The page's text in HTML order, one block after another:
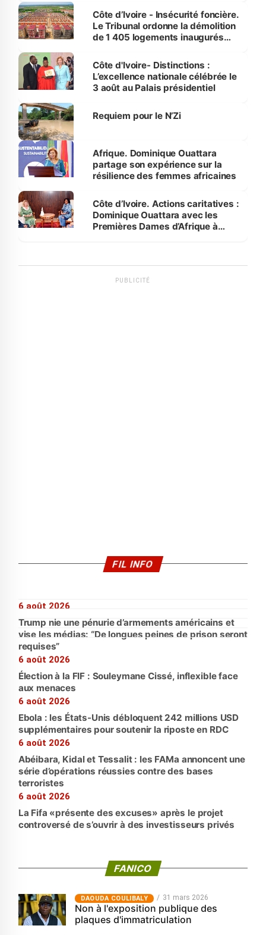
Côte d’Ivoire - Insécurité foncière.
Le Tribunal ordonne la démolition
de 1 405 logements inaugurés
Bassam
Côte d'Ivoire- Distinctions :
L’excellence nationale célébrée le
3 août au Palais présidentiel
Requiem pour le N’Zi
Afrique. Dominique Ouattara
partage son expérience sur la
résilience des femmes africaines
Côte d’Ivoire. Actions caritatives :
Dominique Ouattara avec les
Premières Dames d’Afrique à
PUBLICITÉ
FIL INFO
6 août 2026
Trump nie une pénurie d’armements américains et
vise les médias: “De longues peines de prison seront
requises”
6 août 2026
Élection à la FIF : Souleymane Cissé, inflexible face
aux menaces
6 août 2026
Ebola : les États-Unis débloquent 242 millions USD
supplémentaires pour soutenir la riposte en RDC
6 août 2026
Abéibara, Kidal et Tessalit : les FAMa annoncent une
série d’opérations réussies contre des bases
terroristes
6 août 2026
La Fifa «présente des excuses» après le projet
controversé de s’ouvrir à des investisseurs privés
FANICO
‎DAOUDA COULIBALY 31 mars 2026
Non à l'exposition publique des
plaques d'immatriculation